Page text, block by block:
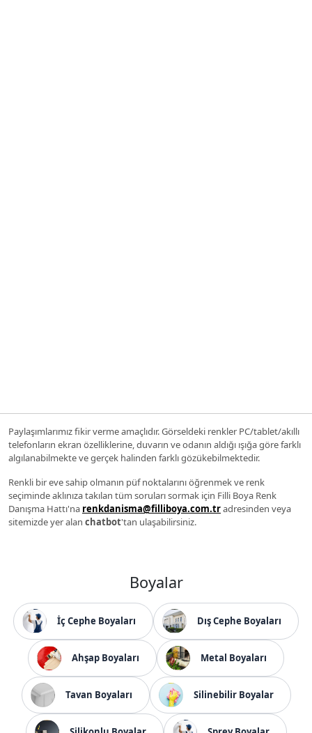
Paylaşımlarımız fikir verme amaçlıdır. Görseldeki renkler PC/tablet/akıllı
telefonların ekran özelliklerine, duvarın ve odanın aldığı ışığa göre farklı
algılanabilmekte ve gerçek halinden farklı gözükebilmektedir.
Renkli bir eve sahip olmanın püf noktalarını öğrenmek ve renk
seçiminde aklınıza takılan tüm soruları sormak için Filli Boya Renk
Danışma Hattı'na renkdanisma@filliboya.com.tradresinden veya
sitemizde yer alan chatbot'tan ulaşabilirsiniz.
Boyalar
İç Cephe Boyaları Dış Cephe Boyaları
Ahşap Boyaları Metal Boyaları
Tavan Boyaları Silinebilir Boyalar